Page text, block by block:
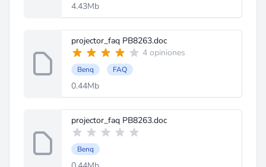
4.43Mb
projector_faq PB8263.doc
4 opiniones
Benq FAQ
0.44Mb
projector_faq PB8263.doc
Benq